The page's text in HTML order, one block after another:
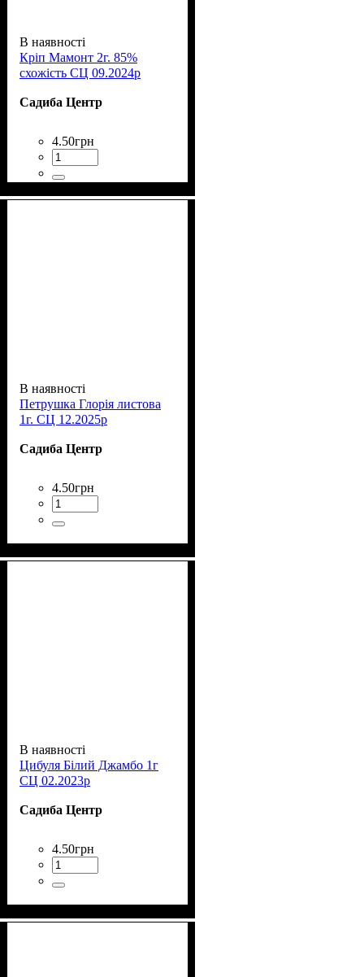
В наявності
Кріп Мамонт 2г. 85%
схожість СЦ 09.2024р
Садиба Центр
4.50грн
В наявності
Петрушка Глорія листова
1г. СЦ 12.2025р
Садиба Центр
4.50грн
В наявності
Цибуля Білий Джамбо 1г
СЦ 02.2023р
Садиба Центр
4.50грн